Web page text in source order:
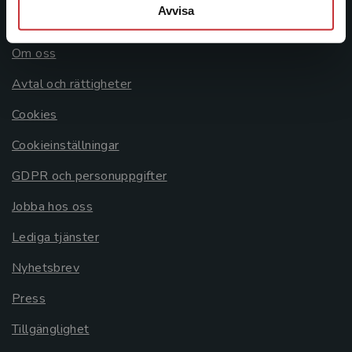
Avvisa
Om oss
Avtal och rättigheter
Cookies
Cookieinställningar
GDPR och personuppgifter
Jobba hos oss
Lediga tjänster
Nyhetsbrev
Press
Tillgänglighet